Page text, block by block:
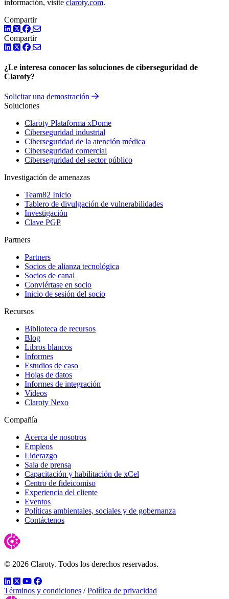
información, visite claroty.com.
Compartir
LinkedIn
TwitterFacebook
Compartir
LinkedIn
TwitterFacebook
¿Le interesa conocer las soluciones de ciberseguridad de
Claroty?
Solicitar una demostración
Soluciones
Claroty Plataforma xDome
Ciberseguridad industrial
Ciberseguridad de la atención médica
Ciberseguridad comercial
Ciberseguridad del sector público
Investigación de amenazas
Team82 Inicio
Tablero de divulgación de vulnerabilidades
Investigación
Clave PGP
Partners
Partners
Socios de alianza tecnológica
Socios de canal
Conviértase en socio
Inicio de sesión del socio
Recursos
Biblioteca de recursos
Blog
Libros blancos
Informes
Estudios de caso
Hojas de datos
Informes de integración
Videos
Claroty Nexo
Compañía
Acerca de nosotros
Empleos
Liderazgo
Sala de prensa
Capacitación y habilitación de xCel
Centro de fideicomiso
Experiencia del cliente
Eventos
Políticas ambientales, sociales y de gobernanza
Contáctenos
© 2026 Claroty. Todos los derechos reservados.
LinkedIn
TwitterYouTube
Facebook
Términos y condiciones / Política de privacidad